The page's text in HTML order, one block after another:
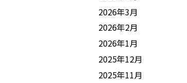
2026年3月
2026年2月
2026年1月
2025年12月
2025年11月